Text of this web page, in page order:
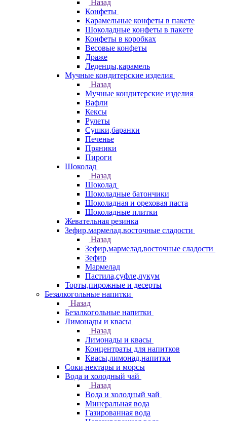
Назад
Конфеты
Карамельные конфеты в пакете
Шоколадные конфеты в пакете
Конфеты в коробках
Весовые конфеты
Драже
Леденцы,карамель
Мучные кондитерские изделия
Назад
Мучные кондитерские изделия
Вафли
Кексы
Рулеты
Сушки,баранки
Печенье
Пряники
Пироги
Шоколад
Назад
Шоколад
Шоколадные батончики
Шоколадная и ореховая паста
Шоколадные плитки
Жевательная резинка
Зефир,мармелад,восточные сладости
Назад
Зефир,мармелад,восточные сладости
Зефир
Мармелад
Пастила,суфле,лукум
Торты,пирожные и десерты
Безалкогольные напитки
Назад
Безалкогольные напитки
Лимонады и квасы
Назад
Лимонады и квасы
Концентраты для напитков
Квасы,лимонад,напитки
Соки,нектары и морсы
Вода и холодный чай
Назад
Вода и холодный чай
Минеральная вода
Газированная вода